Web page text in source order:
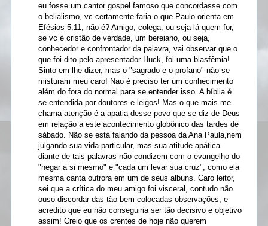
eu fosse um cantor gospel famoso que concordasse com
o belialismo, vc certamente faria o que Paulo orienta em
Efésios 5:11, não é? Amigo, colega, ou seja lá quem for,
se vc é cristão de verdade, um bereiano, ou seja,
conhecedor e confrontador da palavra, vai observar que o
que foi dito pelo apresentador Huck, foi uma blasfêmia!
Sinto em lhe dizer, mas o "sagrado e o profano" não se
misturam meu caro! Nao é preciso ter um conhecimento
além do fora do normal para se entender isso. A bíblia é
se entendida por doutores e leigos! Mas o que mais me
chama atenção é a apatia desse povo que se diz de Deus
em relação a este acontecimento globônico das tardes de
sábado. Não se está falando da pessoa da Ana Paula,nem
julgando sua vida particular, mas sua atitude apática
diante de tais palavras não condizem com o evangelho do
"negar a si mesmo" e "cada um levar sua cruz", como ela
mesma canta outrora em um de seus albuns. Caro leitor,
sei que a crítica do meu amigo foi visceral, contudo não
ouso discordar das tão bem colocadas observações, e
acredito que eu não conseguiria ser tão decisivo e objetivo
assim! Creio que os crentes de hoje não querem